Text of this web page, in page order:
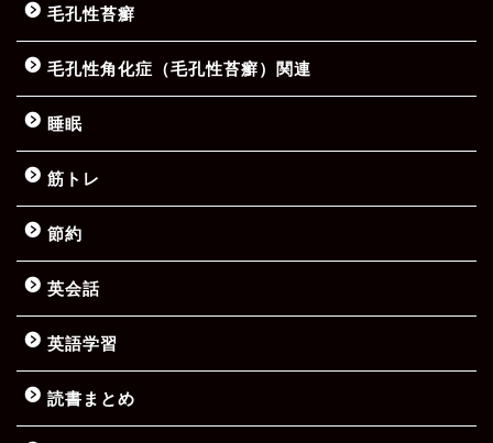
毛孔性苔癬
毛孔性角化症（毛孔性苔癬）関連
睡眠
筋トレ
節約
英会話
英語学習
読書まとめ